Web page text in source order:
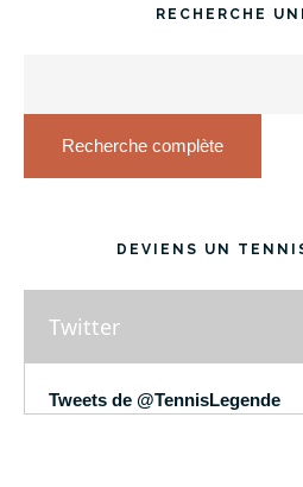
RECHERCHE
Recherche complète
DEVIENS UN
Twitter
Tweets de @TennisLegende